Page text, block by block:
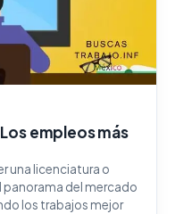
empleos más
una licenciatura o
panorama del mercado
los trabajos mejor